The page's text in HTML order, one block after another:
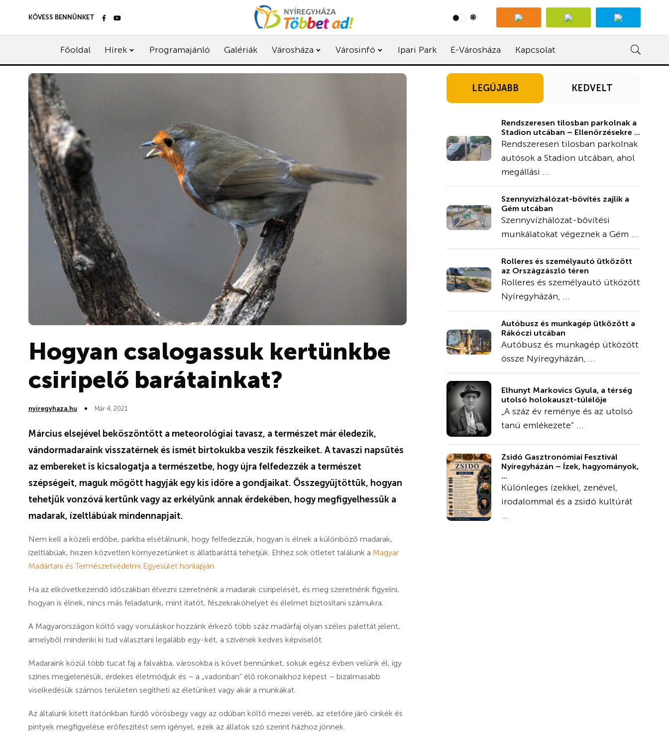
KÖVESS BENNÜNKET
Főoldal Hírek Programajánló Galériák Városháza Városinfó Ipari Park E-Városháza Kapcsolat
Hogyan csalogassuk kertünkbe
csiripelő barátainkat?
nyiregyhaza.hu Már 4, 2021
Március elsejével beköszöntött a meteorológiai tavasz, a természet már éledezik,
vándormadaraink visszatérnek és ismét birtokukba veszik fészkeiket. A tavaszi napsütés
az embereket is kicsalogatja a természetbe, hogy újra felfedezzék a természet
szépségeit, maguk mögött hagyják egy kis időre a gondjaikat. Összegyűjtöttük, hogyan
tehetjük vonzóvá kertünk vagy az erkélyünk annak érdekében, hogy megfigyelhessük a
madarak, ízeltlábúak mindennapjait.
Nem kell a közeli erdőbe, parkba elsétálnunk, hogy felfedezzük, hogyan is élnek a különböző madarak,
ízeltlábúak, hiszen közvetlen környezetünket is állatbaráttá tehetjük. Ehhez sok ötletet találunk a Magyar
Madártani és Természetvédelmi Egyesület honlapján.
Ha az elkövetkezendő időszakban élvezni szeretnénk a madarak csiripelését, és meg szeretnénk figyelni,
hogyan is élnek, nincs más feladatunk, mint itatót, fészekrakóhelyet és élelmet biztosítani számukra.
A Magyarországon költő vagy vonuláskor hozzánk érkező több száz madárfaj olyan széles palettát jelent,
amelyből mindenki ki tud választani legalább egy-két, a szívének kedves képviselőt.
Madaraink közül több tucat faj a falvakba, városokba is követ bennünket, sokuk egész évben velünk él, így
színes megjelenésük, érdekes életmódjuk és – a „vadonban” élő rokonaikhoz képest – bizalmasabb
viselkedésük számos területen segítheti az életünket vagy akár a munkákat.
Az általunk kitett itatónkban fürdő vörösbegy vagy az odúban költő mezei veréb, az etetőre járó cinkék és
pintyek megfigyelése erőfeszítést sem igényel, ezek az állatok szó szerint házhoz jönnek.
LEGÚJABB KEDVELT
Rendszeresen tilosban parkolnak a
Stadion utcában – Ellenőrzésekre ...
Rendszeresen tilosban parkolnak
autósok a Stadion utcában, ahol
megállási ...
Szennyvízhálózat-bővítés zajlik a
Gém utcában
Szennyvízhálózat-bővítési
munkálatokat végeznek a Gém ...
Rolleres és személyautó ütközött
az Országzászló téren
Rolleres és személyautó ütközött
Nyíregyházán, ...
Autóbusz és munkagép ütközött a
Rákóczi utcában
Autóbusz és munkagép ütközött
össze Nyíregyházán, ...
Elhunyt Markovics Gyula, a térség
utolsó holokauszt-túlélője
„A száz év reménye és az utolsó
tanú emlékezete” ...
Zsidó Gasztronómiai Fesztivál
Nyíregyházán – Ízek, hagyományok,
...
Különleges ízekkel, zenével,
irodalommal és a zsidó kultúrát
...